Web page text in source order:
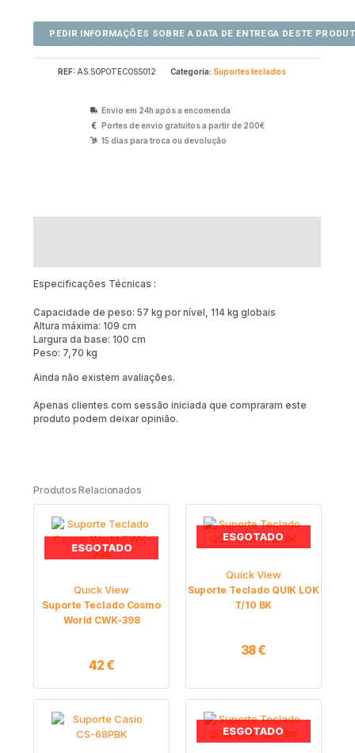
REF: AS.SOPOTECOSS012 Categoria: Suportes teclados
Envio em 24h após a encomenda
Portes de envio gratuitos a partir de 200€
15 dias para troca ou devolução
Especificações Técnicas :
Capacidade de peso: 57 kg por nível, 114 kg globais
Altura máxima: 109 cm
Largura da base: 100 cm
Peso: 7,70 kg
Ainda não existem avaliações.
Apenas clientes com sessão iniciada que compraram este
produto podem deixar opinião.
Produtos Relacionados
ESGOTADO
Quick View
Suporte Teclado Cosmo
World CWK-398
42€
ESGOTADO
Quick View
Suporte Teclado QUIK LOK
T/10 BK
38€
ESGOTADO